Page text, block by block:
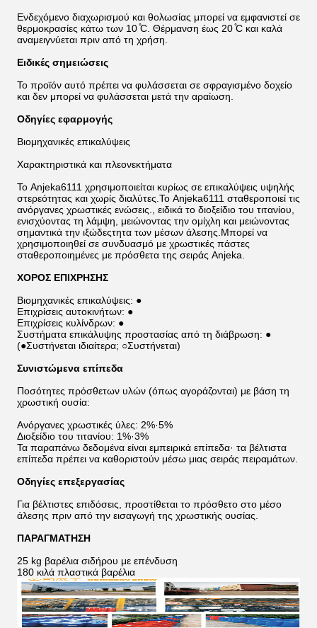
Ενδεχόμενο διαχωρισμού και θολωσίας μπορεί να εμφανιστεί σε
θερμοκρασίες κάτω των 10 ̊C. Θέρμανση έως 20 ̊C και καλά
αναμειγνύεται πριν από τη χρήση.
Ειδικές σημειώσεις
Το προϊόν αυτό πρέπει να φυλάσσεται σε σφραγισμένο δοχείο
και δεν μπορεί να φυλάσσεται μετά την αραίωση.
Οδηγίες εφαρμογής
Βιομηχανικές επικαλύψεις
Χαρακτηριστικά και πλεονεκτήματα
Το Anjeka6111 χρησιμοποιείται κυρίως σε επικαλύψεις υψηλής
στερεότητας και χωρίς διαλύτες.Το Anjeka6111 σταθεροποιεί τις
ανόργανες χρωστικές ενώσεις., ειδικά το διοξείδιο του τιτανίου,
ενισχύοντας τη λάμψη, μειώνοντας την ομίχλη και μειώνοντας
σημαντικά την ιξώδεςτητα των μέσων άλεσης.Μπορεί να
χρησιμοποιηθεί σε συνδυασμό με χρωστικές πάστες
σταθεροποιημένες με πρόσθετα της σειράς Anjeka.
ΧΟΡΟΣ ΕΠΙΧΡΗΣΗΣ
Βιομηχανικές επικαλύψεις: ●
Επιχρίσεις αυτοκινήτων: ●
Επιχρίσεις κυλίνδρων: ●
Συστήματα επικάλυψης προστασίας από τη διάβρωση: ●
(●Συστήνεται ιδιαίτερα; ○Συστήνεται)
Συνιστώμενα επίπεδα
Ποσότητες πρόσθετων υλών (όπως αγοράζονται) με βάση τη
χρωστική ουσία:
Ανόργανες χρωστικές ύλες: 2%·5%
Διοξείδιο του τιτανίου: 1%·3%
Τα παραπάνω δεδομένα είναι εμπειρικά επίπεδα· τα βέλτιστα
επίπεδα πρέπει να καθοριστούν μέσω μιας σειράς πειραμάτων.
Οδηγίες επεξεργασίας
Για βέλτιστες επιδόσεις, προστίθεται το πρόσθετο στο μέσο
άλεσης πριν από την εισαγωγή της χρωστικής ουσίας.
ΠΑΡΑΓΜΑΤΗΣΗ
25 kg βαρέλια σιδήρου με επένδυση
180 κιλά πλαστικά βαρέλια